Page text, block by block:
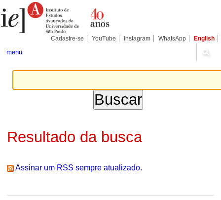
para
conteúdo.
Pessoais
Cadastre-se YouTube Instagram WhatsApp English
menu
Resultado da busca
Assinar um RSS sempre atualizado.